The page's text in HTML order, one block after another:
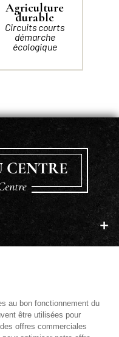
Agriculture
durable
Circuits courts
démarche
écologique